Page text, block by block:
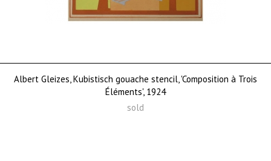
Albert Gleizes, Kubistisch gouache stencil, 'Composition à Trois
Éléments', 1924
sold